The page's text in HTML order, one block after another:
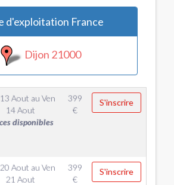
d'exploitation France
Dijon 21000
13 Aout au Ven
14 Aout
disponibles
399
€
S'inscrire
20 Aout au Ven
21 Aout
399
€
S'inscrire